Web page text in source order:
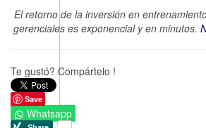
El retorno de la inversión en
gerenciales es exponencial y en minutos.
Te gustó? Compártelo !
Save
Whatsapp